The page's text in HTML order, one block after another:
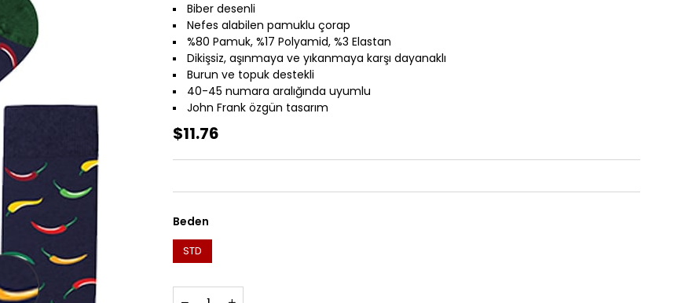
Biber desenli
Nefes alabilen pamuklu çorap
%80 Pamuk, %17 Polyamid, %3 Elastan
Dikişsiz, aşınmaya ve yıkanmaya karşı dayanaklı
Burun ve topuk destekli
40-45 numara aralığında uyumlu
John Frank özgün tasarım
$11.76
Beden
STD